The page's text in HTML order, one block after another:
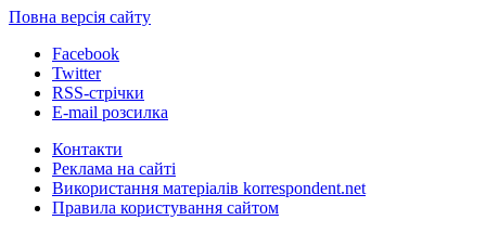
Повна версія сайту
Facebook
Twitter
RSS-стрічки
E-mail розсилка
Контакти
Реклама на сайті
Використання матеріалів korrespondent.net
Правила користування сайтом